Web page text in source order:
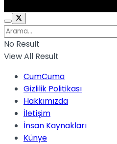
No Result
View All Result
CumCuma
Gizlilik Politikası
Hakkımızda
İletişim
İnsan Kaynakları
Künye